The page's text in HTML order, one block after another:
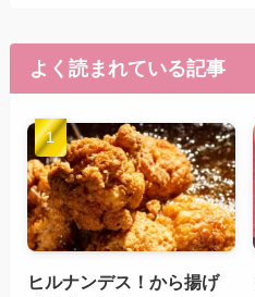
よく読まれている記事
ヒルナンデス！から揚げ